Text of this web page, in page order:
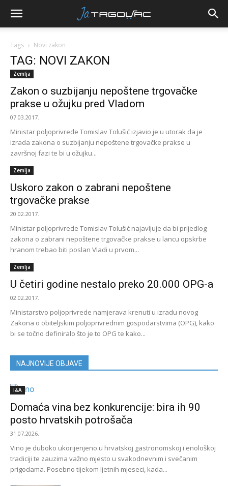
Tags Novi zakon
TAG: NOVI ZAKON
Zemlja
Zakon o suzbijanju nepoštene trgovačke
prakse u ožujku pred Vladom
07.03.2017.
Ministar poljoprivrede Tomislav Tolušić izjavio je u utorak da je
izrada zakona o suzbijanju nepoštene trgovačke prakse u
završnoj fazi te bi u ožujku...
Zemlja
Uskoro zakon o zabrani nepoštene
trgovačke prakse
20.02.2017.
Ministar poljoprivrede Tomislav Tolušić najavljuje da bi prijedlog
zakona o zabrani nepoštene trgovačke prakse u lancu opskrbe
hranom trebao biti poslan Vladi u prvom...
Zemlja
U četiri godine nestalo preko 20.000 OPG-a
02.02.2017.
Ministarstvo poljoprivrede namjerava krenuti u izradu novog
Zakona o obiteljskim poljoprivrednim gospodarstvima (OPG), kako
bi se točno definiralo što je to OPG te kako...
NAJNOVIJE OBJAVE
I&A
Domaća vina bez konkurencije: bira ih 90
posto hrvatskih potrošača
31.07.2026.
Vino je duboko ukorijenjeno u hrvatskoj gastronomskoj i enološkoj
tradiciji te zauzima važno mjesto u svakodnevnim i svečanim
prigodama. Posebno tijekom ljetnih mjeseci, kada...